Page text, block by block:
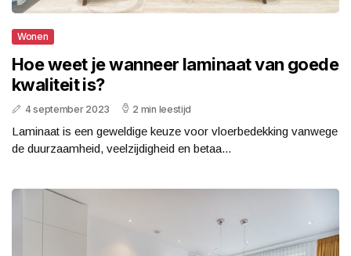
Wonen
Hoe weet je wanneer laminaat van goede
kwaliteit is?
4 september 2023 2 min leestijd
Laminaat is een geweldige keuze voor vloerbedekking vanwege
de duurzaamheid, veelzijdigheid en betaa...